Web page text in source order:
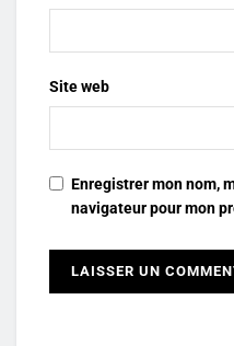
Site web
Enregistrer mon nom,
navigateur pour mon